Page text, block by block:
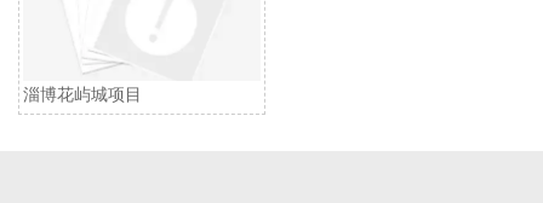
淄博花屿城项目